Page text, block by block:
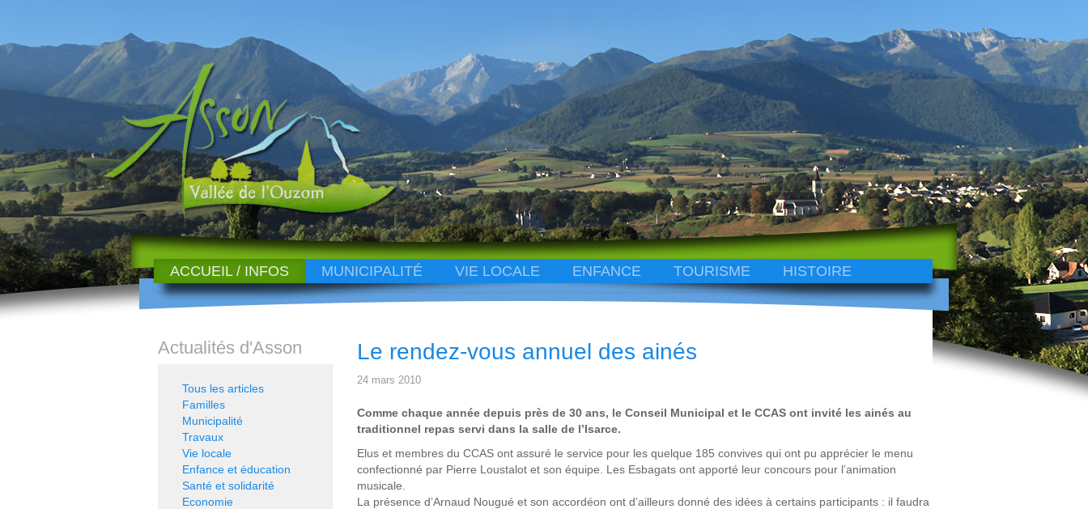
ACCUEIL / INFOS MUNICIPALITÉ VIE LOCALE ENFANCE TOURISME HISTOIRE
Le rendez-vous annuel des ainés
24 mars 2010
Comme chaque année depuis près de 30 ans, le Conseil Municipal et le CCAS ont invité les ainés au
traditionnel repas servi dans la salle de l’Isarce.
Elus et membres du CCAS ont assuré le service pour les quelque 185 convives qui ont pu apprécier le menu
confectionné par Pierre Loustalot et son équipe. Les Esbagats ont apporté leur concours pour l’animation
musicale.
La présence d’Arnaud Nougué et son accordéon ont d’ailleurs donné des idées à certains participants : il faudra
Actualités d'Asson
Tous les articles
Familles
Municipalité
Travaux
Vie locale
Enfance et éducation
Santé et solidarité
Economie